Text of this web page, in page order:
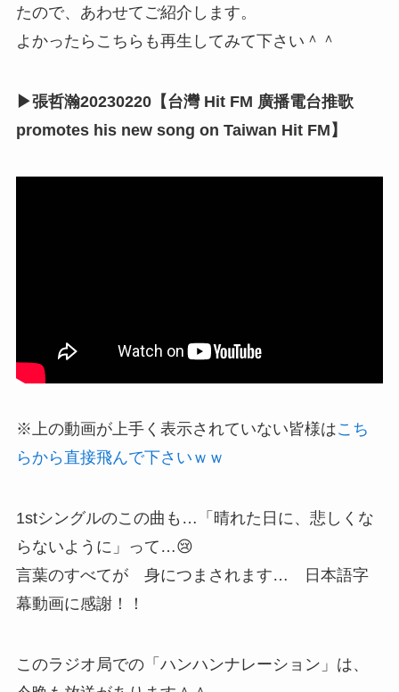
たので、あわせてご紹介します。
よかったらこちらも再生してみて下さい＾＾
▶張哲瀚20230220【台灣 Hit FM 廣播電台推歌
promotes his new song on Taiwan Hit FM】
※上の動画が上手く表示されていない皆様はこち
らから直接飛んで下さいｗｗ
1stシングルのこの曲も…「晴れた日に、悲しくな
らないように」って…😢
言葉のすべてが 身につまされます… 日本語字
幕動画に感謝！！
このラジオ局での「ハンハンナレーション」は、